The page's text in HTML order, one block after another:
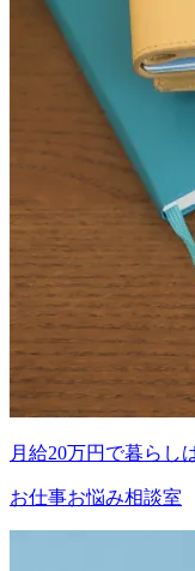
月給20万円で暮らし
お仕事お悩み相談室